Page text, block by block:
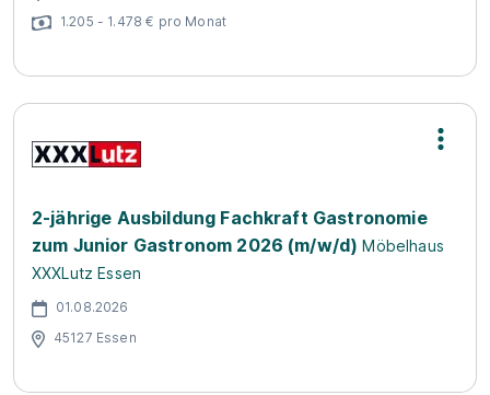
1.205 - 1.478 € pro Monat
2-jährige Ausbildung Fachkraft Gastronomie
zum Junior Gastronom 2026 (m/w/d) Möbelhaus
XXXLutz Essen
01.08.2026
45127 Essen